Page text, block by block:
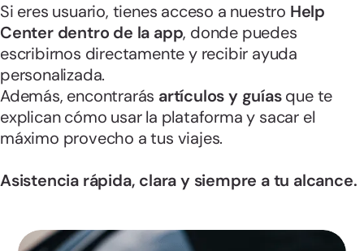
Si eres usuario, tienes acceso a nuestro Help
Center dentro de la app, donde puedes
escribirnos directamente y recibir ayuda
personalizada.
Además, encontrarás artículos y guíasque te
explican cómo usar la plataforma y sacar el
máximo provecho a tus viajes.
Asistencia rápida, clara y siempre a tu alcance.